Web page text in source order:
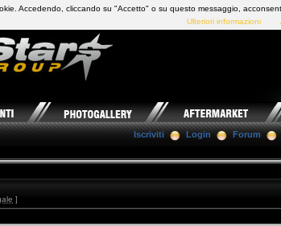
Iscriviti Login Forum
]
Accedendo, cliccando su "Accetto" o su questo messaggio,
Ulteriori informazioni